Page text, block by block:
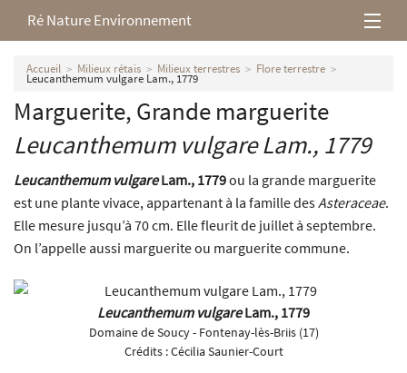
Ré Nature Environnement
L’association
Milieux rétais
Nos parutions
Accueil Milieux rétais Milieux terrestres Flore terrestre
Leucanthemum vulgare Lam., 1779
Marguerite, Grande marguerite
Leucanthemum vulgareLam., 1779
Leucanthemum vulgareLam., 1779ou la grande marguerite
est une plante vivace, appartenant à la famille desAsteraceae.
Elle mesure jusqu’à 70 cm. Elle fleurit de juillet à septembre.
On l’appelle aussi marguerite ou marguerite commune.
Leucanthemum vulgareLam., 1779
Domaine de Soucy - Fontenay-lès-Briis (17)
Crédits :Cécilia Saunier-Court